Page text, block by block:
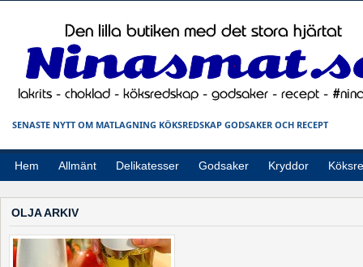
SENASTE NYTT OM MATLAGNING KÖKSREDSKAP GODSAKER OCH RECEPT
Hem Allmänt Delikatesser Godsaker Kryddor
OLJA ARKIV